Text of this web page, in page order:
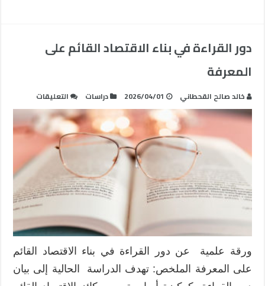
دور القراءة في بناء الاقتصاد القائم على
المعرفة
خالد صالح القحطاني 2026/04/01 دراسات التعليقات
دور
القراءة
في
الاقتصاد
القائم
على
المعرفة
مغلقة
ورقة علمية عن دور القراءة في بناء الاقتصاد القائم
على المعرفة الملخص: تهدف الدراسة الحالية إلى بيان